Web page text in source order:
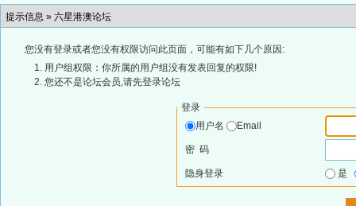
提示信息 » 六星港澳论坛
您没有登录或者您没有权限访问此页面，可能有如下几个原因:
用户组权限：你所属的用户组没有发表回复的权限!
您还不是论坛会员,请先登录论坛
登录
用户名
Email
密 码
隐身登录 是